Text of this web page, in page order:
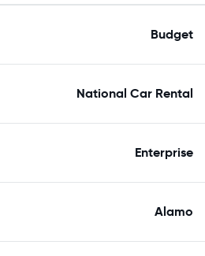
Budget
National Car Rental
Enterprise
Alamo